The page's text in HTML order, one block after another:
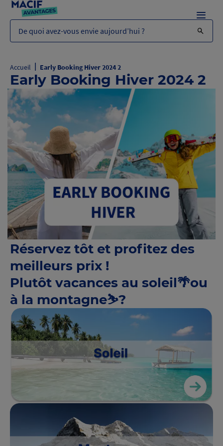
De quoi avez-vous envie aujourd’hui ?
Menu
Accueil | Early Booking Hiver 2024 2
Early Booking Hiver 2024 2
Réservez tôt et profitez des
meilleurs prix !
Plutôt vacances au soleil🌴ou
à la montagne⛷️?